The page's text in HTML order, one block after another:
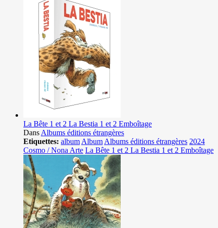
La Bête 1 et 2 La Bestia 1 et 2 Emboîtage
Dans Albums éditions étrangères
Etiquettes: album Album Albums éditions étrangères 2024
Cosmo / Nona Arte La Bête 1 et 2 La Bestia 1 et 2 Emboîtage